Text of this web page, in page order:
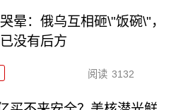
晕：俄乌互相砸\"饭碗\"，
没有后方
阅读 3132